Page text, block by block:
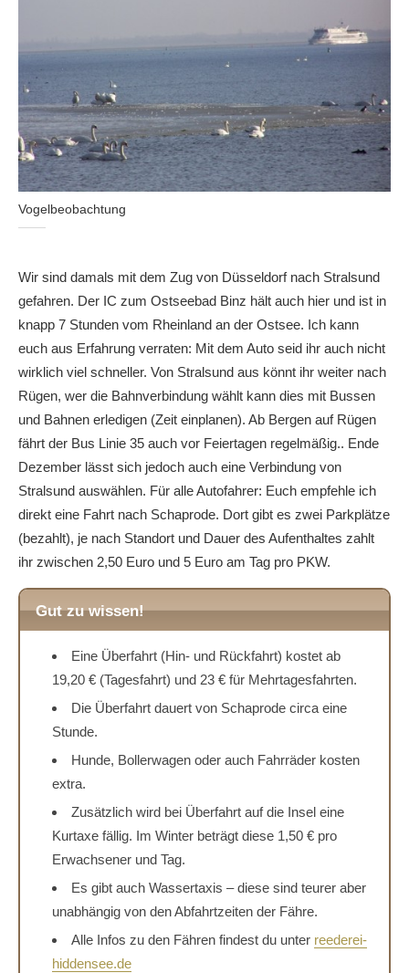
Vogelbeobachtung
Wir sind damals mit dem Zug von Düsseldorf nach Stralsund
gefahren. Der IC zum Ostseebad Binz hält auch hier und ist in
knapp 7 Stunden vom Rheinland an der Ostsee. Ich kann
euch aus Erfahrung verraten: Mit dem Auto seid ihr auch nicht
wirklich viel schneller. Von Stralsund aus könnt ihr weiter nach
Rügen, wer die Bahnverbindung wählt kann dies mit Bussen
und Bahnen erledigen (Zeit einplanen). Ab Bergen auf Rügen
fährt der Bus Linie 35 auch vor Feiertagen regelmäßig.. Ende
Dezember lässt sich jedoch auch eine Verbindung von
Stralsund auswählen. Für alle Autofahrer: Euch empfehle ich
direkt eine Fahrt nach Schaprode. Dort gibt es zwei Parkplätze
(bezahlt), je nach Standort und Dauer des Aufenthaltes zahlt
ihr zwischen 2,50 Euro und 5 Euro am Tag pro PKW.
Gut zu wissen!
Eine Überfahrt (Hin- und Rückfahrt) kostet ab
19,20 € (Tagesfahrt) und 23 € für Mehrtagesfahrten.
Die Überfahrt dauert von Schaprode circa eine
Stunde.
Hunde, Bollerwagen oder auch Fahrräder kosten
extra.
Zusätzlich wird bei Überfahrt auf die Insel eine
Kurtaxe fällig. Im Winter beträgt diese 1,50 € pro
Erwachsener und Tag.
Es gibt auch Wassertaxis – diese sind teurer aber
unabhängig von den Abfahrtzeiten der Fähre.
Alle Infos zu den Fähren findest du unter reederei-
hiddensee.de